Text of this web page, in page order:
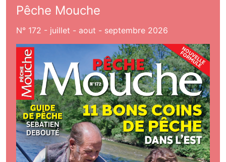
Pêche Mouche
N° 172 - juillet - aout - septembre 2026